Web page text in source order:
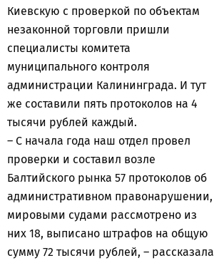
Киевскую с проверкой по объектам
незаконной торговли пришли
специалисты комитета
муниципального контроля
администрации Калининграда. И тут
же составили пять протоколов на 4
тысячи рублей каждый.
– С начала года наш отдел провел
проверки и составил возле
Балтийского рынка 57 протоколов об
административном правонарушении,
мировыми судами рассмотрено из
них 18, выписано штрафов на общую
сумму 72 тысячи рублей, – рассказала